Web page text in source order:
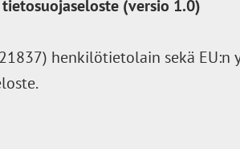
(versio 1.0)
henkilötietolain sekä EU:n